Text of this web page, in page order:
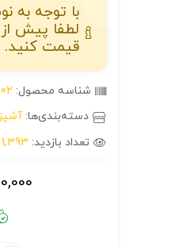
با توجه به
لطفا پیش
قیمت کنید.
شناسه محصول:
دسته‌بندی‌ها:
تعداد بازدید: 1,393 بازدید